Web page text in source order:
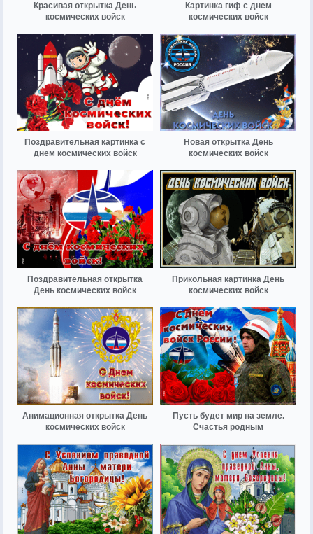
Красивая открытка День
космических войск
Картинка гиф с днем
космических войск
Поздравительная картинка с
днем космических войск
Новая открытка День
космических войск
Поздравительная открытка
День космических войск
Прикольная картинка День
космических войск
Анимационная открытка День
космических войск
Пусть будет мир на земле.
Счастья родным